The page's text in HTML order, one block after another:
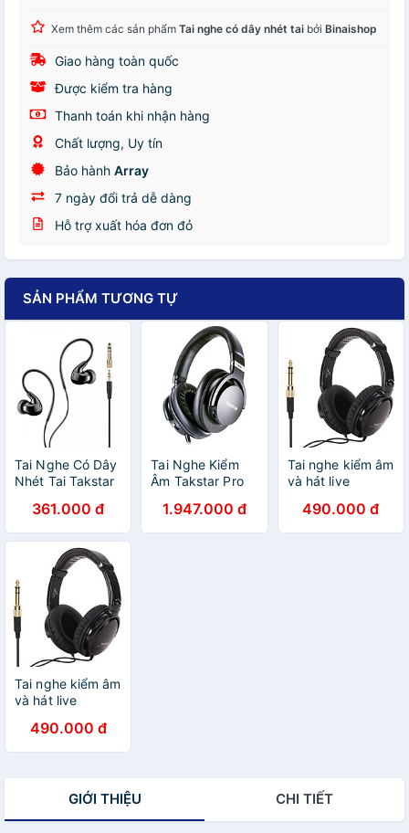
Xem thêm các sản phẩm Tai nghe có dây nhét tai bởi Binaishop
Giao hàng toàn quốc
Được kiểm tra hàng
Thanh toán khi nhận hàng
Chất lượng, Uy tín
Bảo hành Array
7 ngày đổi trả dễ dàng
Hỗ trợ xuất hóa đơn đỏ
SẢN PHẨM TƯƠNG TỰ
Tai Nghe Có Dây
Nhét Tai Takstar
Chính Hãng
361.000 đ
Tai Nghe Kiểm
Âm Takstar Pro
Hãng
1.947.000 đ
Tai nghe kiểm âm
và hát live
490.000 đ
Tai nghe kiểm âm
và hát live
- Hàng Chính
Hãng
490.000 đ
GIỚI THIỆU CHI TIẾT